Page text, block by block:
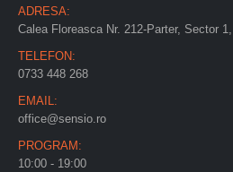
ADRESA:
Calea Floreasca Nr. 212-Parter, Sector
TELEFON:
0733 448 268
EMAIL:
office@sensio.ro
PROGRAM:
10:00 - 19:00